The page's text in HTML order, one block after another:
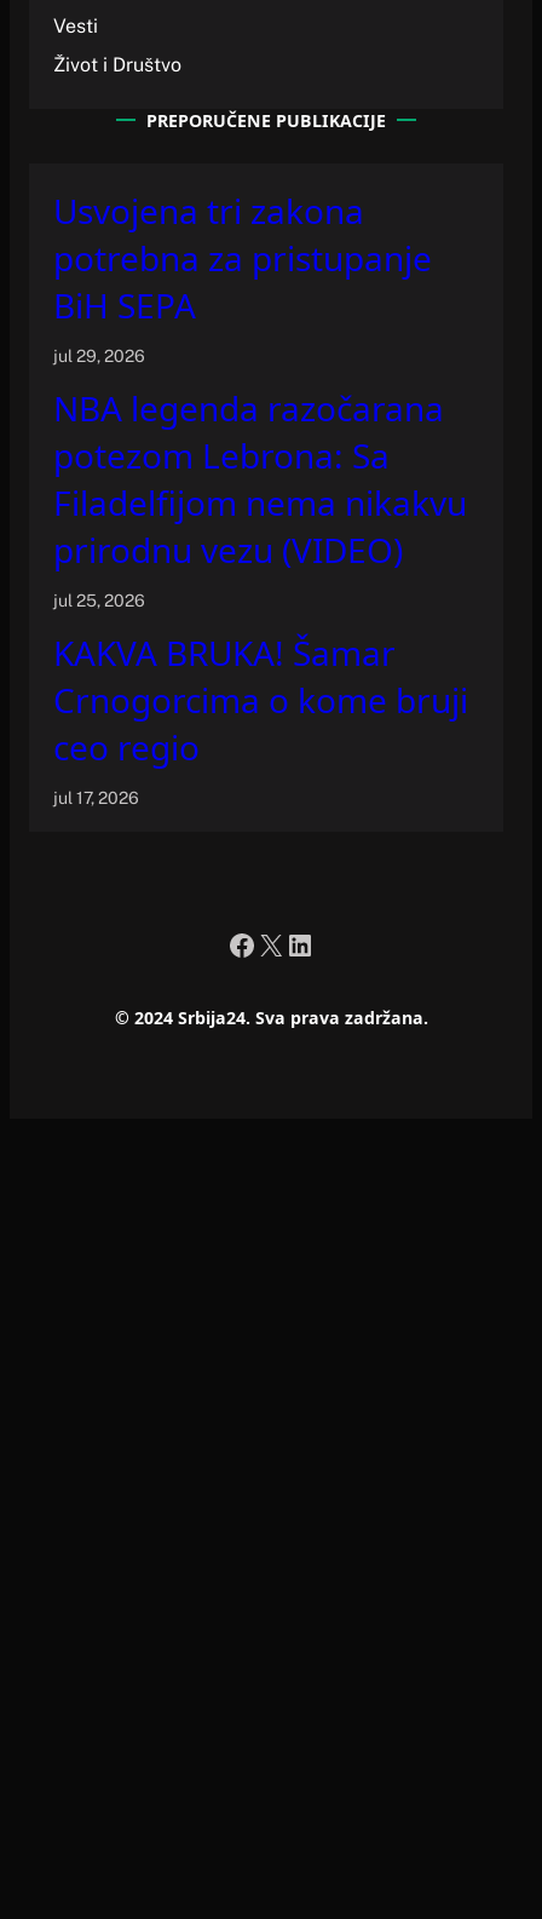
Vesti
Život i Društvo
PREPORUČENE PUBLIKACIJE
Usvojena tri zakona
potrebna za pristupanje
BiH SEPA
jul 29, 2026
NBA legenda razočarana
potezom Lebrona: Sa
Filadelfijom nema nikakvu
prirodnu vezu (VIDEO)
jul 25, 2026
KAKVA BRUKA! Šamar
Crnogorcima o kome bruji
ceo regio
jul 17, 2026
Facebook
X LinkedIn
© 2024 Srbija24. Sva prava zadržana.